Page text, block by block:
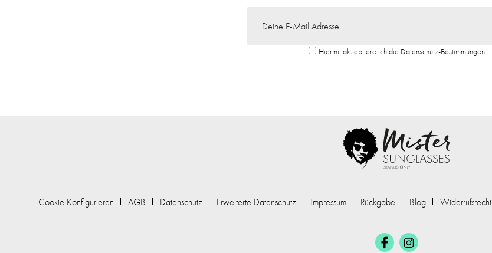
Hiermit akzeptiere ich die Datenschutz-Bestimmungen
Cookie Konfigurieren AGB Datenschutz Erweiterte Datenschutz Impressum Rückgabe Blog Widerrufsrecht